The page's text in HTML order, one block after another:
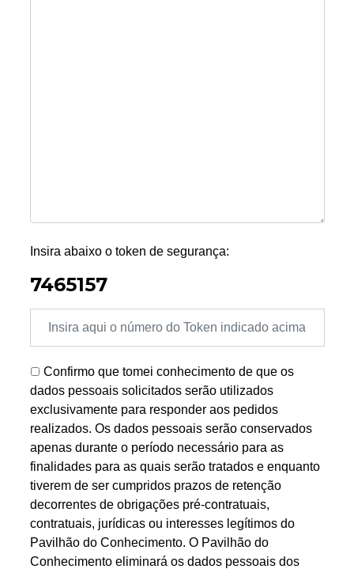
Insira abaixo o token de segurança:
7465157
Confirmo que tomei conhecimento de que os
dados pessoais solicitados serão utilizados
exclusivamente para responder aos pedidos
realizados. Os dados pessoais serão conservados
apenas durante o período necessário para as
finalidades para as quais serão tratados e enquanto
tiverem de ser cumpridos prazos de retenção
decorrentes de obrigações pré-contratuais,
contratuais, jurídicas ou interesses legítimos do
Pavilhão do Conhecimento. O Pavilhão do
Conhecimento eliminará os dados pessoais dos